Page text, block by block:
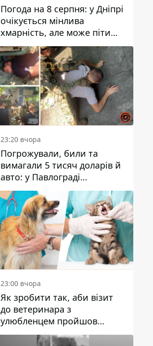
Погода на 8 серпня: у Дніпрі
очікується мінлива
хмарність, але може піти
дощ
23:20 вчора
Погрожували, били та
вимагали 5 тисяч доларів й
авто: у Павлограді
затримали двох чоловіків
23:00 вчора
Як зробити так, аби візит
до ветеринара з
улюбленцем пройшов
спокійно: прості поради